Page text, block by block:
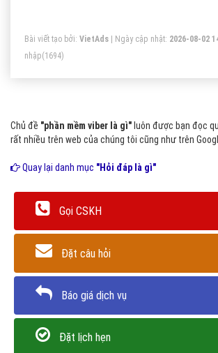
Bài viết tạo bởi: VietAds | Ngày cập nhật: 2026-08-02
nhập(1694)
Chủ đề "phần mềm viber là gì" luôn được bạn đọc
rất nhiều trên web của chúng tôi cũng như trên
Quay lại danh mục "Hỏi đáp là gì"
Gọi CSKH
Đặt câu hỏi
Báo giá dịch vụ
Đặt lịch hẹn